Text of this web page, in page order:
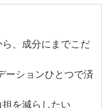
、成分にまでこだ
ーションひとつで済
を減らしたい